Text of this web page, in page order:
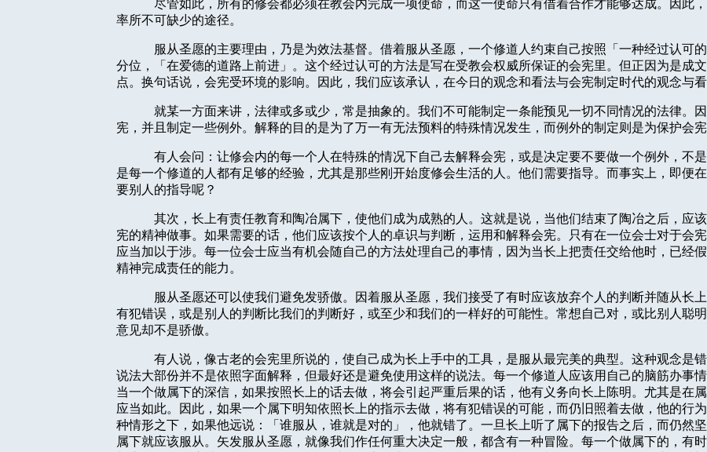
尽管如此，所有的修会都必须在教会内完成一项使命，而这一使命只有借着合作才能够达成。因此
率所不可缺少的途径。
服从圣愿的主要理由，乃是为效法基督。借着服从圣愿，一个修道人约束自己按照「一种经过认可
分位，「在爱德的道路上前进」。这个经过认可的方法是写在受教会权威所保证的会宪里。但正因为是成
点。换句话说，会宪受环境的影响。因此，我们应该承认，在今日的观念和看法与会宪制定时代的观念与
就某一方面来讲，法律或多或少，常是抽象的。我们不可能制定一条能预见一切不同情况的法律。
宪，并且制定一些例外。解释的目的是为了万一有无法预料的特殊情况发生，而例外的制定则是为保护会
有人会问：让修会内的每一个人在特殊的情况下自己去解释会宪，或是决定要不要做一个例外，不
是每一个修道的人都有足够的经验，尤其是那些刚开始度修会生活的人。他们需要指导。而事实上，即便
要别人的指导呢？
其次，长上有责任教育和陶冶属下，使他们成为成熟的人。这就是说，当他们结束了陶冶之后，应
宪的精神做事。如果需要的话，他们应该按个人的卓识与判断，运用和解释会宪。只有在一位会士对于会
应当加以于涉。每一位会士应当有机会随自己的方法处理自己的事情，因为当长上把责任交给他时，已经
精神完成责任的能力。
服从圣愿还可以使我们避免发骄傲。因着服从圣愿，我们接受了有时应该放弃个人的判断并随从长
有犯错误，或是别人的判断比我们的判断好，或至少和我们的一样好的可能性。常想自己对，或比别人聪
意见却不是骄傲。
有人说，像古老的会宪里所说的，使自己成为长上手中的工具，是服从最完美的典型。这种观念是
说法大部份并不是依照字面解释，但最好还是避免使用这样的说法。每一个修道人应该用自己的脑筋办事
当一个做属下的深信，如果按照长上的话去做，将会引起严重后果的话，他有义务向长上陈明。尤其是在
应当如此。因此，如果一个属下明知依照长上的指示去做，将有犯错误的可能，而仍旧照着去做，他的行
种情形之下，如果他远说：「谁服从，谁就是对的」，他就错了。一旦长上听了属下的报告之后，而仍然
属下就应该服从。矢发服从圣愿，就像我们作任何重大决定一般，都含有一种冒险。每一个做属下的，有